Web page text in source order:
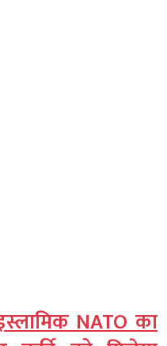
NATO का